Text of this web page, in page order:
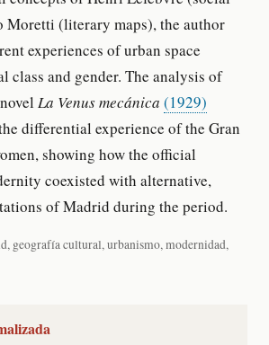
Moretti (literary maps), the author
experiences of urban space
class and gender. The analysis of
La Venus mecánica (1929)
differential experience of the Gran
showing how the official
coexisted with alternative,
of Madrid during the period.
geografía cultural, urbanismo, modernidad,